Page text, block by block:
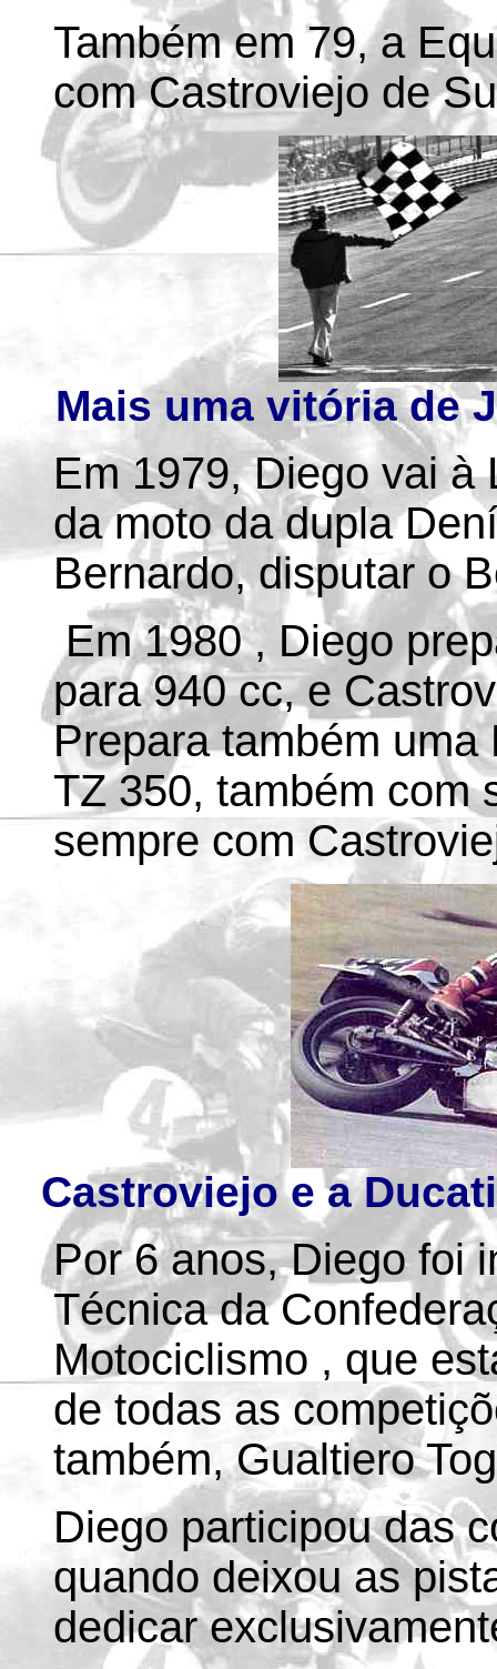
Também em 79, a
com Castroviejo de
Mais uma vitória de
Em 1979, Diego vai à
da moto da dupla
Bernardo, disputar o
Em 1980 , Diego
para 940 cc, e
Prepara também uma
TZ 350, também com
sempre com
Castroviejo e a
Por 6 anos, Diego foi
Técnica da
Motociclismo , que
de todas as
também, Gualtiero
Diego participou das
quando deixou as
dedicar